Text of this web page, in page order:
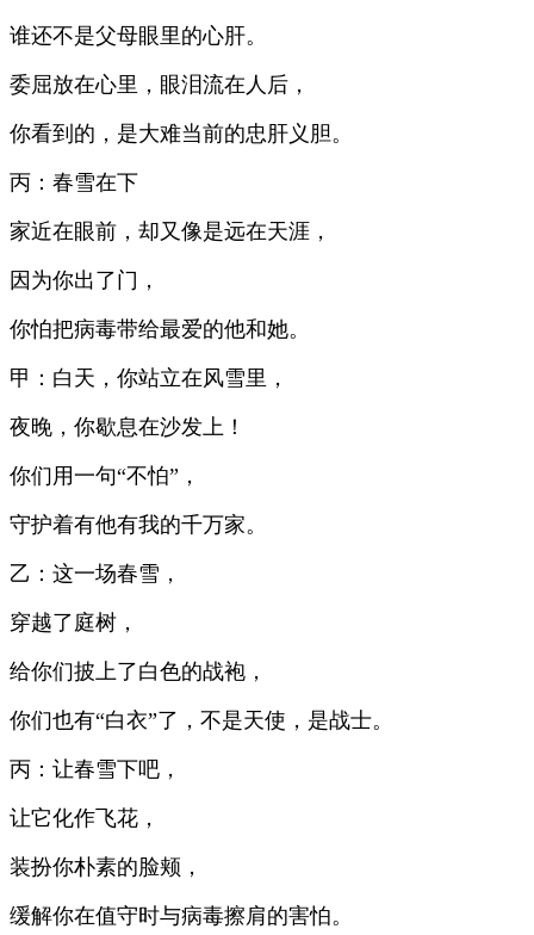
谁还不是父母眼里的心肝。
委屈放在心里，眼泪流在人后，
你看到的，是大难当前的忠肝义胆。
丙：春雪在下
家近在眼前，却又像是远在天涯，
因为你出了门，
你怕把病毒带给最爱的他和她。
甲：白天，你站立在风雪里，
夜晚，你歇息在沙发上！
你们用一句“不怕”，
守护着有他有我的千万家。
乙：这一场春雪，
穿越了庭树，
给你们披上了白色的战袍，
你们也有“白衣”了，不是天使，是战士。
丙：让春雪下吧，
让它化作飞花，
装扮你朴素的脸颊，
缓解你在值守时与病毒擦肩的害怕。